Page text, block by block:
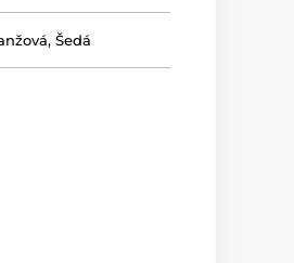
,Šedá